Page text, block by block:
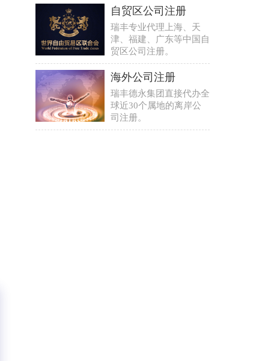
自贸区公司注册
瑞丰专业代理上海、天
津、福建、广东等中国自
贸区公司注册。
海外公司注册
瑞丰德永集团直接代办全
球近30个属地的离岸公
司注册。